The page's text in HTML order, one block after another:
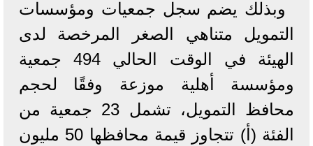
وبذلك يضم سجل جمعيات ومؤسسات
التمويل متناهي الصغر المرخصة لدى
الهيئة في الوقت الحالي 494 جمعية
ومؤسسة أهلية موزعة وفقًا لحجم
محافظ التمويل، تشمل 23 جمعية من
الفئة (أ) تتجاوز قيمة محافظها 50 مليون